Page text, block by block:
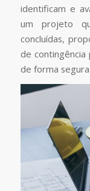
identificam e
um projeto
concluídas,
de
de forma